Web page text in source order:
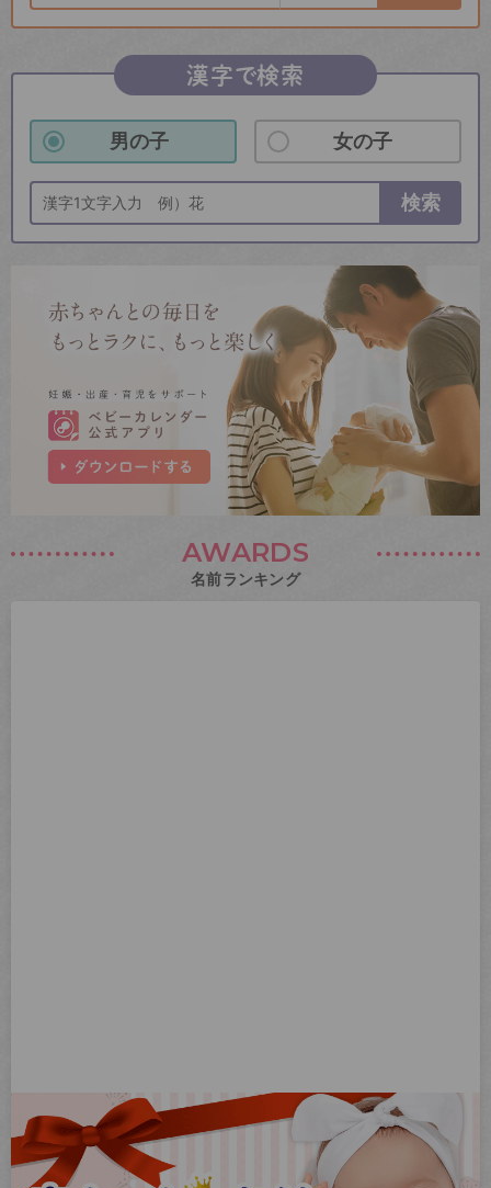
漢字で検索
男の子 女の子
検索
AWARDS
名前ランキング